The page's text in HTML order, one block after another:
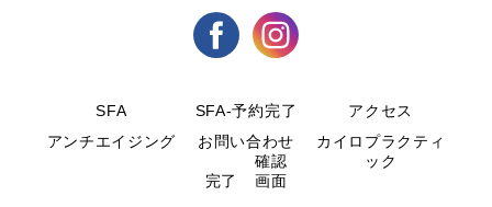
SFA SFA-予約完了
アクセス
アンチエイジング
お問い合わせ
完了
確認
画面
カイロプラクティ
ック